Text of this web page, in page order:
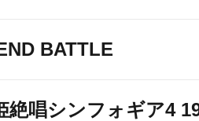
BATTLE
絶唱シンフォギア4